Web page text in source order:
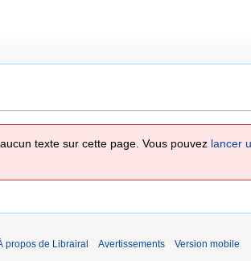
aucun texte sur cette page. Vous pouvez lancer
propos de Librairal Avertissements Version mobile